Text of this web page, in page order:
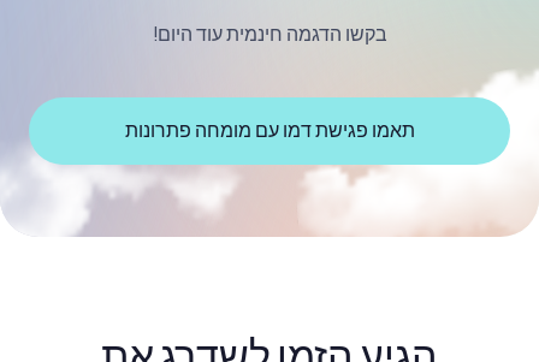
בקשו הדגמה חינמית עוד היום!
תאמו פגישת דמו עם מומחה פתרונות